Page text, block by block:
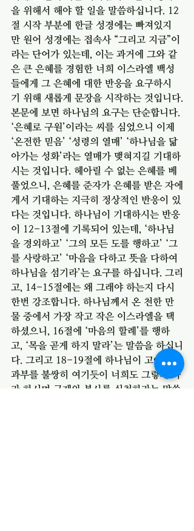
을 위해서 해야 할 일을 말씀하십니다. 12
절 시작 부분에 한글 성경에는 빠져있지
만 원어 성경에는 접속사 “그리고 지금”이
라는 단어가 있는데, 이는 과거에 그와 같
은 큰 은혜를 경험한 너희 이스라엘 백성
들에게 그 은혜에 대한 반응을 요구하시
기 위해 새롭게 문장을 시작하는 것입니다.
본문에 보면 하나님의 요구는 단순합니다.
‘은혜로 구원’이라는 씨를 심었으니 이제
‘온전한 믿음’ ‘성령의 열매’ ‘하나님을 닮
아가는 성화’라는 열매가 맺혀지길 기대하
시는 것입니다. 헤아릴 수 없는 은혜를 베
풀었으니, 은혜를 준자가 은혜를 받은 자에
게서 기대하는 지극히 정상적인 반응이 있
다는 것입니다. 하나님이 기대하시는 반응
이 12-13절에 기록되어 있는데, ‘하나님
을 경외하고’ ‘그의 모든 도를 행하고’ ‘그
를 사랑하고’ ‘마음을 다하고 뜻을 다하여
하나님을 섬기라’는 요구를 하십니다. 그리
고, 14-15절에는 왜 그래야 하는지 다시
한번 강조합니다. 하나님께서 온 천한 만
물 중에서 가장 작고 작은 이스라엘을 택
하셨으니, 16절에 ‘마음의 할례’를 행하
고, ‘목을 곧게 하지 말라’는 말씀을 하십니
다. 그리고 18-19절에 하나님이 고아와
과부를 불쌍히 여기듯이 너희도 그렇게 하
라 하시며 구제와 봉사를 실천하라는 말씀